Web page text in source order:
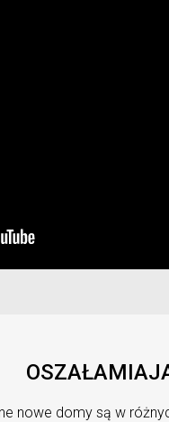
nowe domy są w